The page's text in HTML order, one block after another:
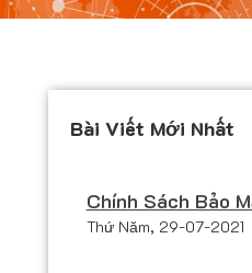
Bài Viết Mới Nhất
Chính Sách Bảo
Thứ Năm, 29-07-2021